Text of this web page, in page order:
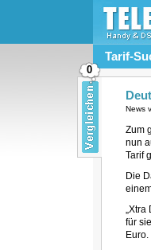
Tarif-
News
Zum
nun
Tarif
Die
„Xtra
für
Euro.
0